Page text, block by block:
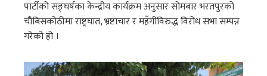
पार्टीको सङ्घर्षका केन्द्रीय कार्यक्रम अनुसार सोमबार भरतपुरको
चौबिसकोठीमा राष्ट्रघात, भ्रष्टाचार र महँगीविरुद्ध विरोध सभा सम्पन्न
गरेको हो ।